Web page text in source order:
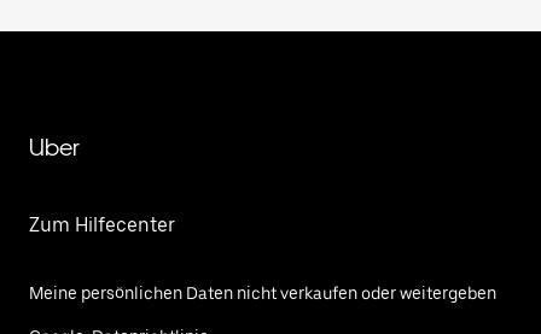
Uber
Zum Hilfecenter
Meine persönlichen Daten nicht verkaufen oder weitergeben